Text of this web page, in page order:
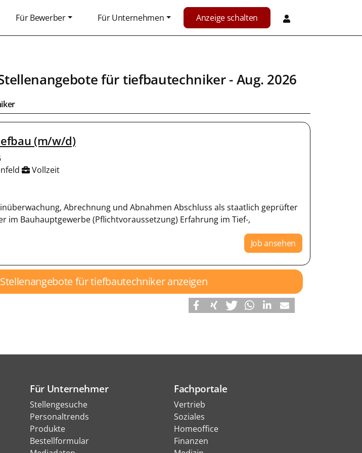
Für Bewerber Für Unternehmen Anzeige schalten
für tiefbautechniker - Aug. 2026
(m/w/d)
Vollzeit
Abrechnung und Abnahmen Abschluss als staatlich geprüfter
im Bauhauptgewerbe (Pflichtvoraussetzung) Erfahrung im Tief-,
Job ansehen
für tiefbautechniker anzeigen
Für Unternehmer
Stellengesuche
Personaltrends
Produkte
Bestellformular
Fachportale
Vertrieb
Soziales
Homeoffice
Finanzen